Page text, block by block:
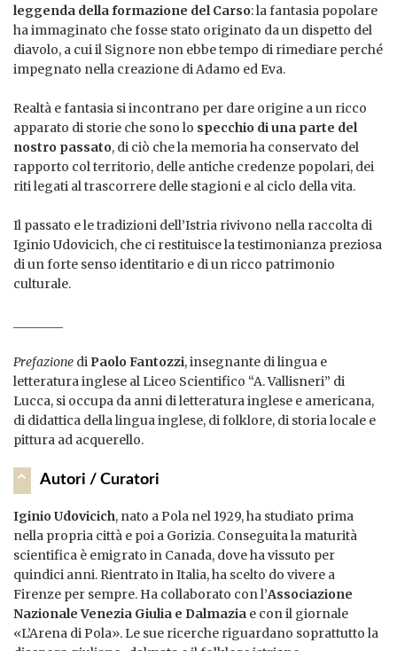
leggenda della formazione del Carso: la fantasia popolare
ha immaginato che fosse stato originato da un dispetto del
diavolo, a cui il Signore non ebbe tempo di rimediare perché
impegnato nella creazione di Adamo ed Eva.
Realtà e fantasia si incontrano per dare origine a un ricco
apparato di storie che sono lo specchio di una parte del
nostro passato, di ciò che la memoria ha conservato del
rapporto col territorio, delle antiche credenze popolari, dei
riti legati al trascorrere delle stagioni e al ciclo della vita.
Il passato e le tradizioni dell’Istria rivivono nella raccolta di
Iginio Udovicich, che ci restituisce la testimonianza preziosa
di un forte senso identitario e di un ricco patrimonio
culturale.
Prefazione di Paolo Fantozzi, insegnante di lingua e
letteratura inglese al Liceo Scientifico “A. Vallisneri” di
Lucca, si occupa da anni di letteratura inglese e americana,
di didattica della lingua inglese, di folklore, di storia locale e
pittura ad acquerello.
Autori / Curatori
Iginio Udovicich, nato a Pola nel 1929, ha studiato prima
nella propria città e poi a Gorizia. Conseguita la maturità
scientifica è emigrato in Canada, dove ha vissuto per
quindici anni. Rientrato in Italia, ha scelto do vivere a
Firenze per sempre. Ha collaborato con l’Associazione
Nazionale Venezia Giulia e Dalmazia e con il giornale
«L’Arena di Pola». Le sue ricerche riguardano soprattutto la